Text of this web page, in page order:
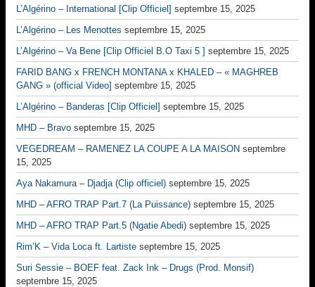
L’Algérino – International [Clip Officiel] septembre 15, 2025
L’Algérino – Les Menottes septembre 15, 2025
L’Algérino – Va Bene [Clip Officiel B.O Taxi 5 ] septembre 15, 2025
FARID BANG x FRENCH MONTANA x KHALED – « MAGHREB
GANG » (official Video] septembre 15, 2025
L’Algérino – Banderas [Clip Officiel] septembre 15, 2025
MHD – Bravo septembre 15, 2025
VEGEDREAM – RAMENEZ LA COUPE A LA MAISON septembre
15, 2025
Aya Nakamura – Djadja (Clip officiel) septembre 15, 2025
MHD – AFRO TRAP Part.7 (La Puissance) septembre 15, 2025
MHD – AFRO TRAP Part.5 (Ngatie Abedi) septembre 15, 2025
Rim’K – Vida Loca ft. Lartiste septembre 15, 2025
Suri Sessie – BOEF feat. Zack Ink – Drugs (Prod. Monsif)
septembre 15, 2025